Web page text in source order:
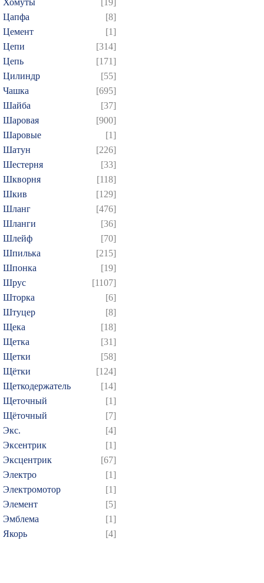
Хомуты
[19]
Цапфа
[8]
Цемент
[1]
Цепи
[314]
Цепь
[171]
Цилиндр
[55]
Чашка
[695]
Шайба
[37]
Шаровая
[900]
Шаровые
[1]
Шатун
[226]
Шестерня
[33]
Шкворня
[118]
Шкив
[129]
Шланг
[476]
Шланги
[36]
Шлейф
[70]
Шпилька
[215]
Шпонка
[19]
Шрус
[1107]
Шторка
[6]
Штуцер
[8]
Щека
[18]
Щетка
[31]
Щетки
[58]
Щётки
[124]
Щеткодержатель
[14]
Щеточный
[1]
Щёточный
[7]
Экс.
[4]
Эксентрик
[1]
Эксцентрик
[67]
Электро
[1]
Электромотор
[1]
Элемент
[5]
Эмблема
[1]
Якорь
[4]